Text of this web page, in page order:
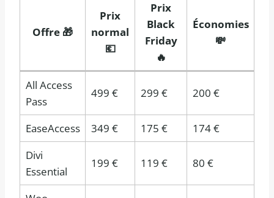
Offre 🎁
Prix
normal
💶
Prix
Black
Friday
🔥
Économies
💸
All Access
Pass
499 € 299 € 200 €
EaseAccess 349 € 175 €
174 €
Divi
Essential
199 € 119 € 80 €